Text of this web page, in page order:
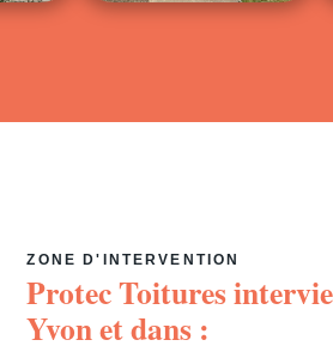
ZONE D'INTERVENTION
Protec Toitures
Yvonet dans :